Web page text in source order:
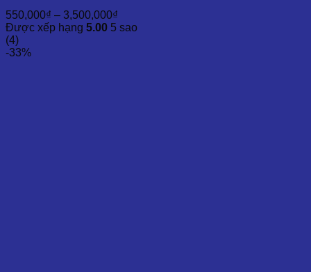
550,000₫ – 3,500,000₫
giá:
Được xếp hạng 5.00 5 sao
(4)
-33%